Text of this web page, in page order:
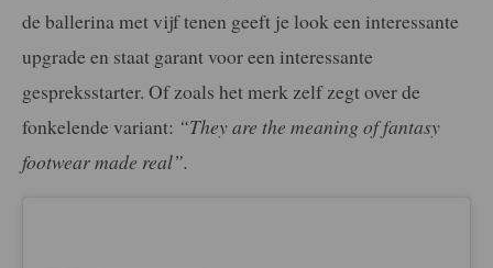
de ballerina met vijf tenen geeft je look een interessante
upgrade en staat garant voor een interessante
gespreksstarter. Of zoals het merk zelf zegt over de
fonkelende variant: “They are the meaning of fantasy
footwear made real”.